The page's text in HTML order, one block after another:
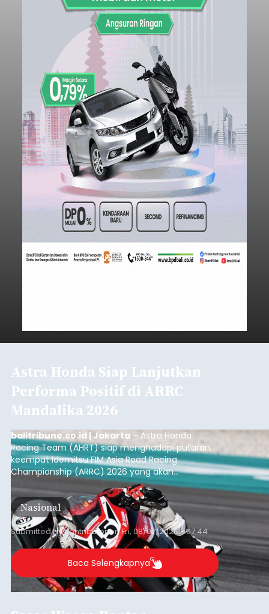
Astra Honda Siap Lanjutkan
Performa Positif di ARRC
Mandalika 2026
balitribune.co.id | Jakarta – Astra Honda
Racing Team (AHRT) siap menghadapi putaran
keempat Idemitsu FIM Asia Road Racing
Championship (ARRC) 2026 yang akan
berlangsung di Pertamina Mandalika
International Circuit, Lombok, Nusa Tenggara
Barat, pada 7–9 Agustus 2026.
Nasional
Submitted bycontributoronFri, 08/07/2026 - 07:44
Baca Selengkapnya